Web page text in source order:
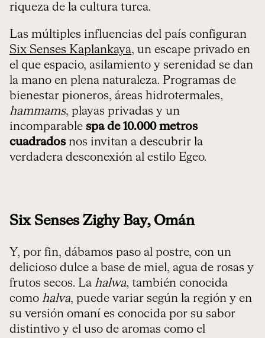
riqueza de la cultura turca.
Las múltiples influencias del país configuran
Six Senses Kaplankaya, un escape privado en
el que espacio, asilamiento y serenidad se dan
la mano en plena naturaleza. Programas de
bienestar pioneros, áreas hidrotermales,
hammams, playas privadas y un
incomparable spa de 10.000 metros
cuadradosnos invitan a descubrir la
verdadera desconexión al estilo Egeo.
Six Senses Zighy Bay, Omán
Y, por fin, dábamos paso al postre, con un
delicioso dulce a base de miel, agua de rosas y
frutos secos. La halwa, también conocida
como halva, puede variar según la región y en
su versión omaní es conocida por su sabor
distintivo y el uso de aromas como el